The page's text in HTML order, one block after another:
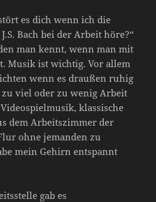
es dich wenn ich die
Bach bei der Arbeit höre?“
man kennt, wenn man mit
Musik ist wichtig. Vor allem
wenn es draußen ruhig
viel oder zu wenig Arbeit
klassische
dem Arbeitszimmer der
ohne jemanden zu
mein Gehirn entspannt
gab es